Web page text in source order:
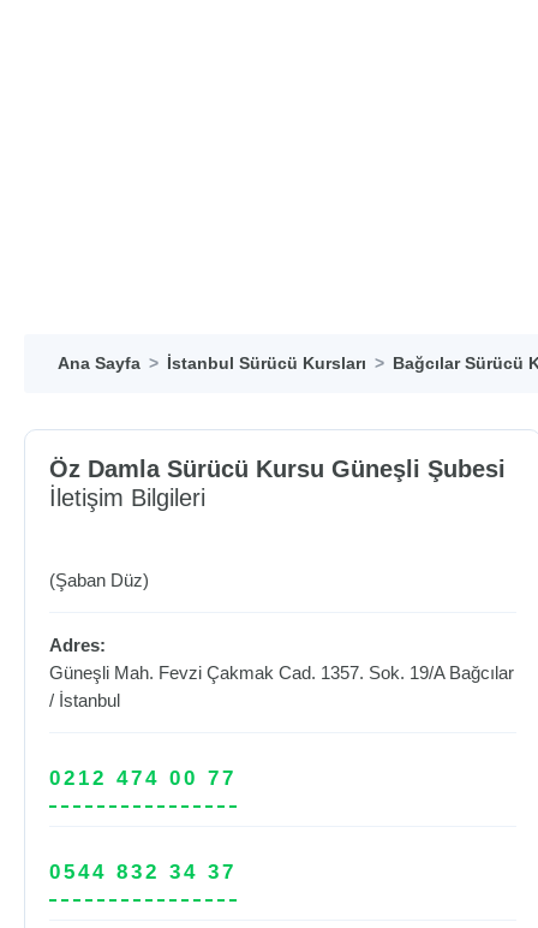
Ana Sayfa İstanbul Sürücü Kursları Bağcılar Sürücü
Öz Damla Sürücü Kursu Güneşli Şubesi
İletişim Bilgileri
(Şaban Düz)
Adres:
Güneşli Mah. Fevzi Çakmak Cad. 1357. Sok. 19/A Bağcılar
/ İstanbul
0212 474 00 77
0544 832 34 37